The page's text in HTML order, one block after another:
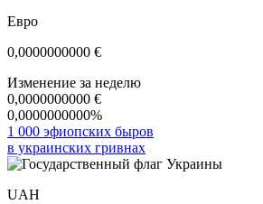
Евро
0,0000000000 €
Изменение за неделю
0,0000000000 €
0,0000000000%
1 000 эфиопских быров
в украинских гривнах
UAH